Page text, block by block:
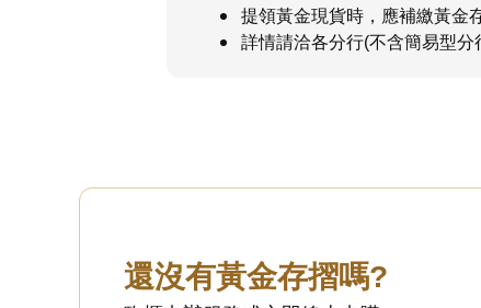
提領黃金現貨時，應補繳黃金
詳情請洽各分行(不含簡易型分
還沒有黃金存摺嗎?